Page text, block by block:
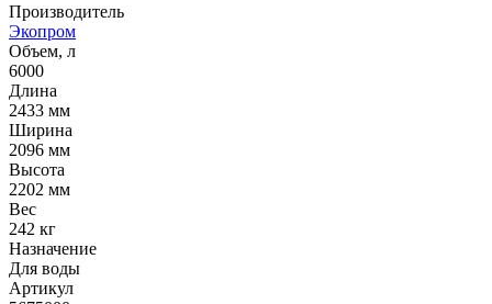
Производитель
Экопром
Объем, л
6000
Длина
2433 мм
Ширина
2096 мм
Высота
2202 мм
Вес
242 кг
Назначение
Для воды
Артикул